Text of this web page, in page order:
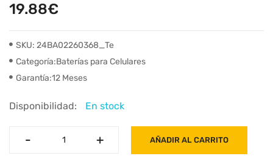
19.88€
SKU: 24BA02260368_Te
Categoría:Baterías para Celulares
Garantía:12 Meses
Disponibilidad: En stock
- +
- + AÑADIR AL CARRITO